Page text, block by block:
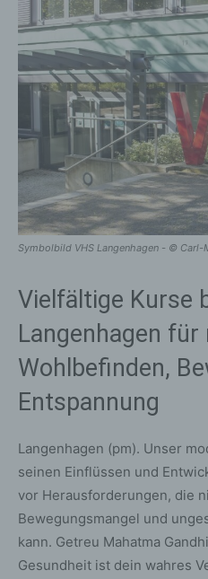
Symbolbild VHS Langenhagen - © Carl-
Vielfältige Kurse
Langenhagen für
Wohlbefinden,
Entspannung
Langenhagen (pm). Unser
seinen Einflüssen und
vor Herausforderungen, die
Bewegungsmangel und
kann. Getreu Mahatma
Gesundheit ist dein wahres